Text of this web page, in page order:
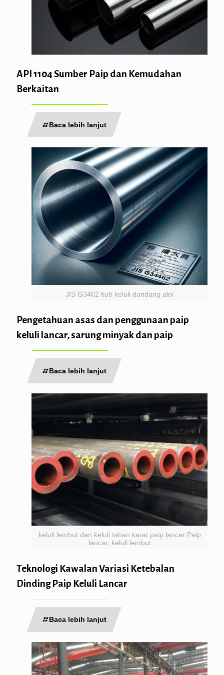
API 1104 Sumber Paip dan Kemudahan
Berkaitan
Baca lebih lanjut
JIS G3462 tiub keluli dandang aloi
Pengetahuan asas dan penggunaan paip
keluli lancar, sarung minyak dan paip
Baca lebih lanjut
keluli lembut dan keluli tahan karat paip lancar Paip
lancar, keluli lembut
Teknologi Kawalan Variasi Ketebalan
Dinding Paip Keluli Lancar
Baca lebih lanjut